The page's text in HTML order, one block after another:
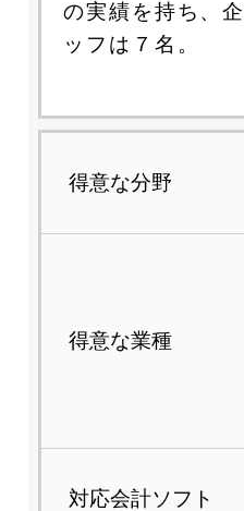
の実績を持ち、
ッフは７名。
得意な分野
得意な業種
対応会計ソフト